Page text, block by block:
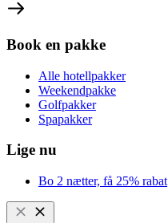
Book en pakke
Alle hotellpakker
Weekendpakke
Golfpakker
Spapakker
Lige nu
Bo 2 nætter, få 25% rabat